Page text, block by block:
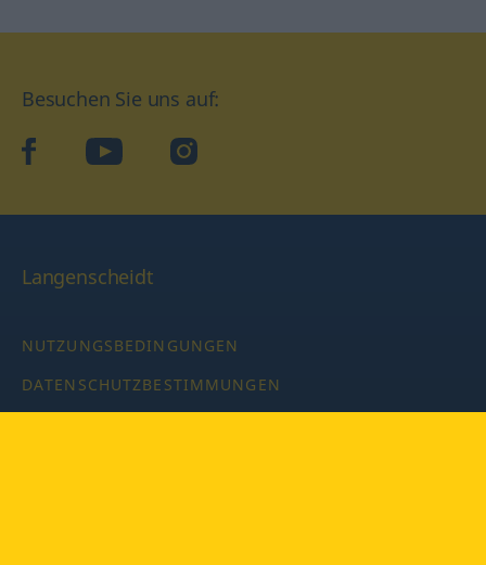
Besuchen Sie uns auf:
facebookYouTube Instagram
Langenscheidt
NUTZUNGSBEDINGUNGEN
DATENSCHUTZBESTIMMUNGEN